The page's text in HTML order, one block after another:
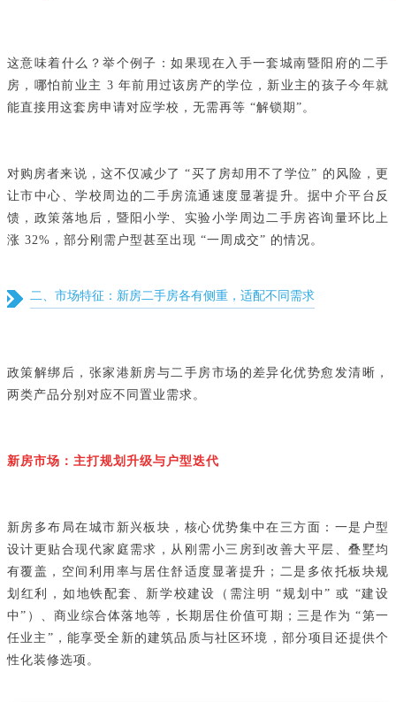
这意味着什么？举个例子：如果现在入手一套城南暨阳府的二手
房，哪怕前业主 3 年前用过该房产的学位，新业主的孩子今年就
能直接用这套房申请对应学校，无需再等 “解锁期”。
对购房者来说，这不仅减少了 “买了房却用不了学位” 的风险，更
让市中心、学校周边的二手房流通速度显著提升。据中介平台反
馈，政策落地后，暨阳小学、实验小学周边二手房咨询量环比上
涨 32%，部分刚需户型甚至出现 “一周成交” 的情况。
二、市场特征：新房二手房各有侧重，适配不同需求
政策解绑后，张家港新房与二手房市场的差异化优势愈发清晰，
两类产品分别对应不同置业需求。
新房市场：主打规划升级与户型迭代
新房多布局在城市新兴板块，核心优势集中在三方面：一是户型
设计更贴合现代家庭需求，从刚需小三房到改善大平层、叠墅均
有覆盖，空间利用率与居住舒适度显著提升；二是多依托板块规
划红利，如地铁配套、新学校建设（需注明 “规划中” 或 “建设
中”）、商业综合体落地等，长期居住价值可期；三是作为 “第一
任业主”，能享受全新的建筑品质与社区环境，部分项目还提供个
性化装修选项。